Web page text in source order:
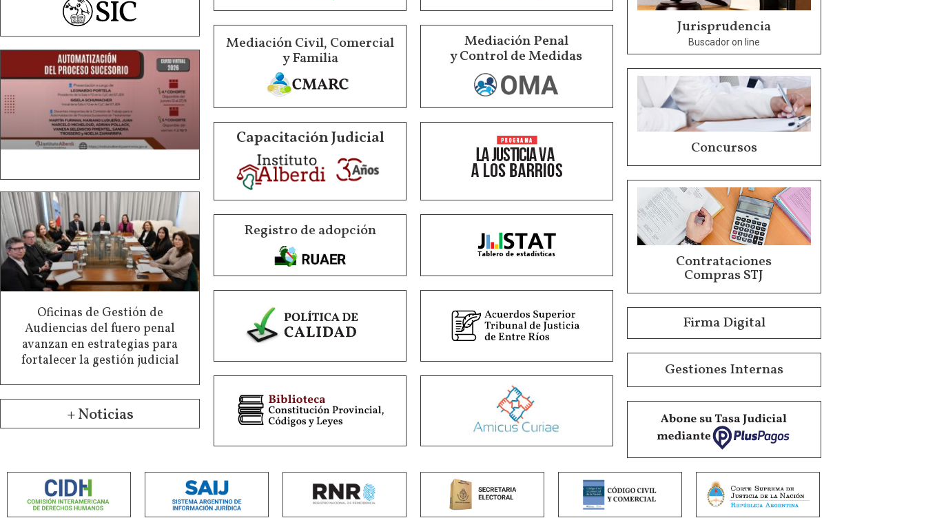
Oficinas de Gestión de
Audiencias del fuero penal
avanzan en estrategias para
fortalecer la gestión judicial
+ Noticias
Mediación Civil, Comercial
y Familia
Mediación Penal
y Control de Medidas
Capacitación Judicial
Registro de adopción
Jurisprudencia
Buscador on line
Concursos
Contrataciones
Compras STJ
Firma Digital
Gestiones Internas